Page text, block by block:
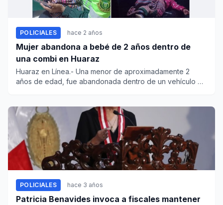
POLICIALES hace 2 años
Mujer abandona a bebé de 2 años dentro de
una combi en Huaraz
Huaraz en Línea.- Una menor de aproximadamente 2
años de edad, fue abandonada dentro de un vehículo de
POLICIALES hace 3 años
Patricia Benavides invoca a fiscales mantener